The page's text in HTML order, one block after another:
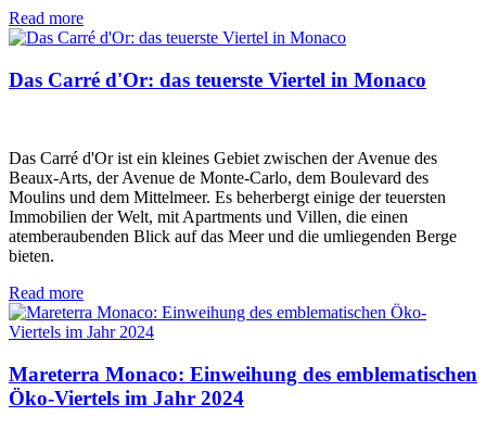
Read more
Das Carré d'Or: das teuerste Viertel in Monaco
Das Carré d'Or ist ein kleines Gebiet zwischen der Avenue des
Beaux-Arts, der Avenue de Monte-Carlo, dem Boulevard des
Moulins und dem Mittelmeer. Es beherbergt einige der teuersten
Immobilien der Welt, mit Apartments und Villen, die einen
atemberaubenden Blick auf das Meer und die umliegenden Berge
bieten.
Read more
Mareterra Monaco: Einweihung des emblematischen
Öko-Viertels im Jahr 2024